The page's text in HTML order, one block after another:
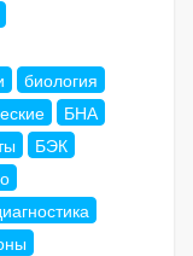
биология
БНА
БЭК